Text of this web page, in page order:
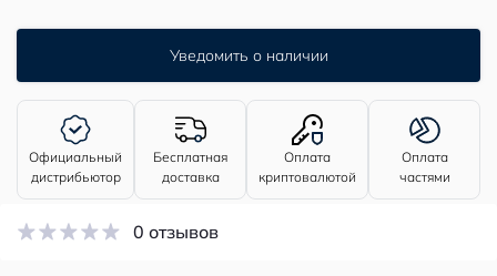
Уведомить о наличии
Официальный
дистрибьютор
Бесплатная
доставка
Оплата
криптовалютой
Оплата
частями
0 отзывов